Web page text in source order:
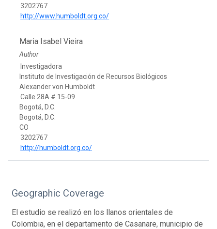
3202767
http://www.humboldt.org.co/
Maria Isabel Vieira
Author
Investigadora
Instituto de Investigación de Recursos Biológicos
Alexander von Humboldt
Calle 28A # 15-09
Bogotá, D.C.
Bogotá, D.C.
CO
3202767
http://humboldt.org.co/
Geographic Coverage
El estudio se realizó en los llanos orientales de
Colombia, en el departamento de Casanare, municipio de